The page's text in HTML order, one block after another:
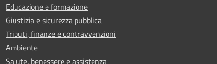
Educazione e formazione
Giustizia e sicurezza pubblica
Tributi, finanze e contravvenzioni
Ambiente
Salute, benessere e assistenza